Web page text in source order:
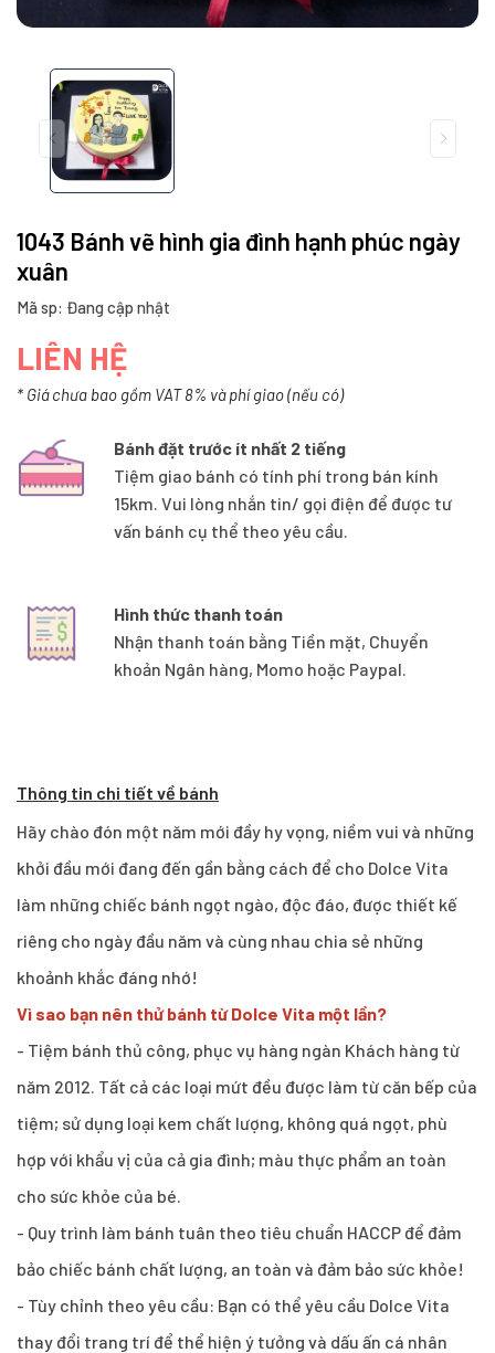
1043 Bánh vẽ hình gia đình hạnh phúc ngày
xuân
Mã sp: Đang cập nhật
LIÊN HỆ
* Giá chưa bao gồm VAT 8% và phí giao (nếu có)
Bánh đặt trước ít nhất 2 tiếng
Tiệm giao bánh có tính phí trong bán kính
15km. Vui lòng nhắn tin/ gọi điện để được tư
vấn bánh cụ thể theo yêu cầu.
Hình thức thanh toán
Nhận thanh toán bằng Tiền mặt, Chuyển
khoản Ngân hàng, Momo hoặc Paypal.
Thông tin chi tiết về bánh
Hãy chào đón một năm mới đầy hy vọng, niềm vui và những
khởi đầu mới đang đến gần bằng cách để cho Dolce Vita
làm những chiếc bánh ngọt ngào, độc đáo, được thiết kế
riêng cho ngày đầu năm và cùng nhau chia sẻ những
khoảnh khắc đáng nhớ!
Vì sao bạn nên thử bánh từ Dolce Vita một lần?
- Tiệm bánh thủ công, phục vụ hàng ngàn Khách hàng từ
năm 2012. Tất cả các loại mứt đều được làm từ căn bếp của
tiệm; sử dụng loại kem chất lượng, không quá ngọt, phù
hợp với khẩu vị của cả gia đình; màu thực phẩm an toàn
cho sức khỏe của bé.
- Quy trình làm bánh tuân theo tiêu chuẩn HACCP để đảm
bảo chiếc bánh chất lượng, an toàn và đảm bảo sức khỏe!
- Tùy chỉnh theo yêu cầu: Bạn có thể yêu cầu Dolce Vita
thay đổi trang trí để thể hiện ý tưởng và dấu ấn cá nhân